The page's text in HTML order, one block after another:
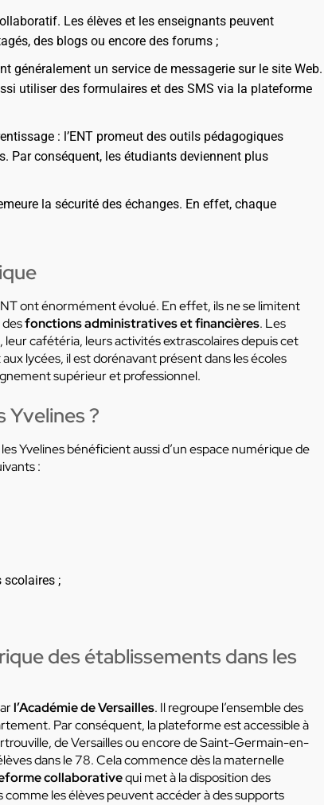
Les élèves et les enseignants peuvent
des blogs ou encore des forums ;
généralement un service de messagerie sur le site Web.
utiliser des formulaires et des SMS via la plateforme
: l’ENT promeut des outils pédagogiques
Par conséquent, les étudiants deviennent plus
la sécurité des échanges. En effet, chaque
ont énormément évolué. En effet, ils ne se limitent
fonctions administratives et financières. Les
cafétéria, leurs activités extrascolaires depuis cet
lycées, il est dorénavant présent dans les écoles
supérieur et professionnel.
Yvelines ?
Yvelines bénéficient aussi d’un espace numérique de
:
;
des établissements dans les
l’Académie de Versailles. Il regroupe l’ensemble des
Par conséquent, la plateforme est accessible à
de Versailles ou encore de Saint-Germain-en-
dans le 78. Cela commence dès la maternelle
collaborativequi met à la disposition des
les élèves peuvent accéder à des supports